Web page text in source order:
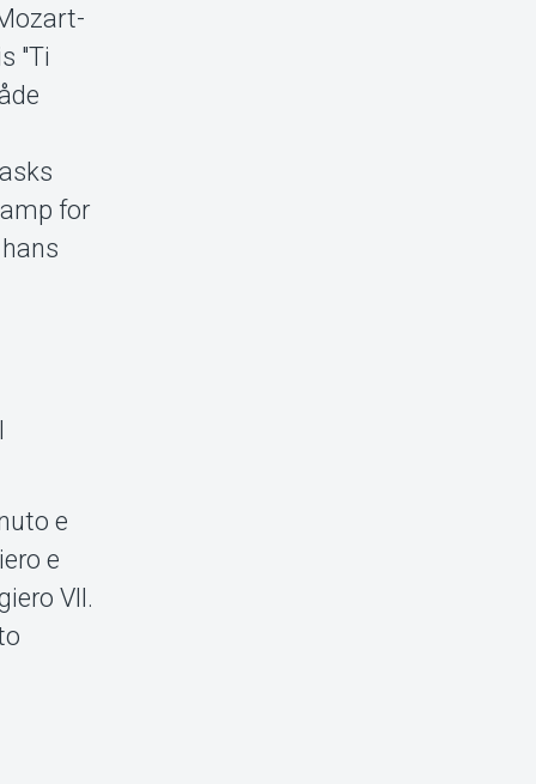
"Ti
for
e
e
VII.